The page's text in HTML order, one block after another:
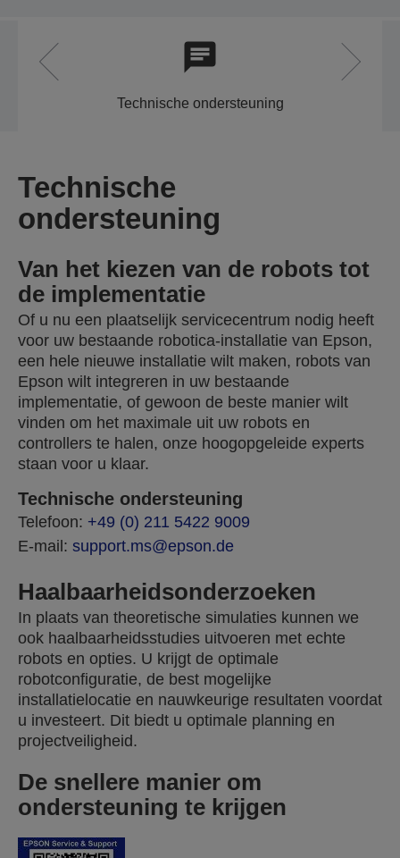
Technische ondersteuning
Technische
ondersteuning
Van het kiezen van de robots tot
de implementatie
Of u nu een plaatselijk servicecentrum nodig heeft
voor uw bestaande robotica-installatie van Epson,
een hele nieuwe installatie wilt maken, robots van
Epson wilt integreren in uw bestaande
implementatie, of gewoon de beste manier wilt
vinden om het maximale uit uw robots en
controllers te halen, onze hoogopgeleide experts
staan voor u klaar.
Technische ondersteuning
Telefoon: +49 (0) 211 5422 9009
E-mail: support.ms@epson.de
Haalbaarheidsonderzoeken
In plaats van theoretische simulaties kunnen we
ook haalbaarheidsstudies uitvoeren met echte
robots en opties. U krijgt de optimale
robotconfiguratie, de best mogelijke
installatielocatie en nauwkeurige resultaten voordat
u investeert. Dit biedt u optimale planning en
projectveiligheid.
De snellere manier om
ondersteuning te krijgen